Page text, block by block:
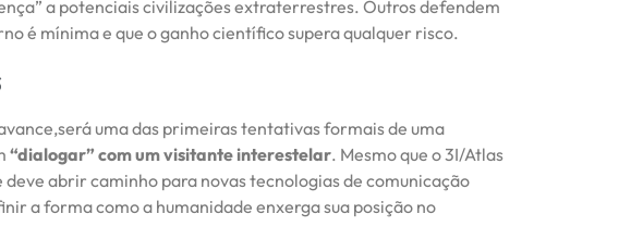
a potenciais civilizações extraterrestres. Outros defendem
é mínima e que o ganho científico supera qualquer risco.
uma das primeiras tentativas formais de uma
“dialogar” com um visitante interestelar. Mesmo que o 3I/Atlas
deve abrir caminho para novas tecnologias de comunicação
a forma como a humanidade enxerga sua posição no